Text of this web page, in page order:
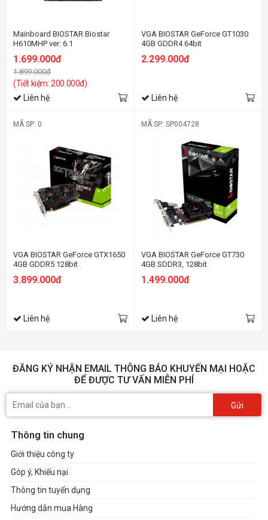
Mainboard BIOSTAR Biostar
H610MHP ver: 6.1
1.699.000đ
1.899.000đ
(Tiết kiệm: 200.000đ)
Liên hệ
VGA BIOSTAR GeForce GT1030
4GB GDDR4 64bit
2.299.000đ
Liên hệ
MÃ SP: 0
VGA BIOSTAR GeForce GTX1650
4GB GDDR5 128bit
3.899.000đ
Liên hệ
MÃ SP: SP004728
VGA BIOSTAR GeForce GT730
4GB SDDR3, 128bit
1.499.000đ
Liên hệ
ĐĂNG KÝ NHẬN EMAIL THÔNG BÁO KHUYẾN MẠI HOẶC
ĐỂ ĐƯỢC TƯ VẤN MIỄN PHÍ
Gửi
Thông tin chung
Giới thiệu công ty
Góp ý, Khiếu nại
Thông tin tuyển dụng
Hướng dẫn mua Hàng